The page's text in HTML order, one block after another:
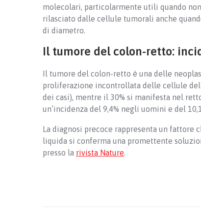
molecolari, particolarmente utili quando
rilasciato dalle cellule tumorali anche
di diametro.
Il tumore del colon-retto:
Il tumore del colon-retto è una delle
proliferazione incontrollata delle cellule
dei casi), mentre il 30% si manifesta nel
un’incidenza del 9,4% negli uomini e del
La diagnosi precoce rappresenta un
liquida si conferma una promettente
presso la rivista Nature.